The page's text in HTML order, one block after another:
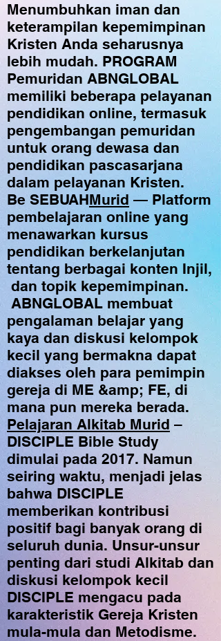
Menumbuhkan iman dan
keterampilan kepemimpinan
Kristen Anda seharusnya
lebih mudah. PROGRAM
Pemuridan ABNGLOBAL
memiliki beberapa pelayanan
pendidikan online, termasuk
pengembangan pemuridan
untuk orang dewasa dan
pendidikan pascasarjana
dalam pelayanan Kristen.
Be SEBUAHMurid — Platform
pembelajaran online yang
menawarkan kursus
pendidikan berkelanjutan
tentang berbagai konten Injil,
dan topik kepemimpinan.
ABNGLOBAL membuat
pengalaman belajar yang
kaya dan diskusi kelompok
kecil yang bermakna dapat
diakses oleh para pemimpin
gereja di ME &amp; FE, di
mana pun mereka berada.
Pelajaran Alkitab Murid –
DISCIPLE Bible Study
dimulai pada 2017. Namun
seiring waktu, menjadi jelas
bahwa DISCIPLE
memberikan kontribusi
positif bagi banyak orang di
seluruh dunia. Unsur-unsur
penting dari studi Alkitab dan
diskusi kelompok kecil
DISCIPLE mengacu pada
karakteristik Gereja Kristen
mula-mula dan Metodisme.